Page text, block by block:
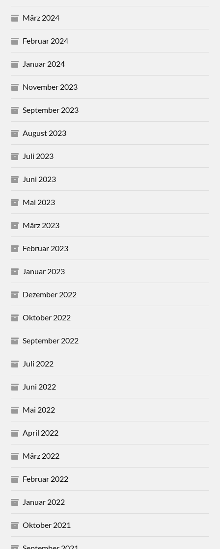
März 2024
Februar 2024
Januar 2024
November 2023
September 2023
August 2023
Juli 2023
Juni 2023
Mai 2023
März 2023
Februar 2023
Januar 2023
Dezember 2022
Oktober 2022
September 2022
Juli 2022
Juni 2022
Mai 2022
April 2022
März 2022
Februar 2022
Januar 2022
Oktober 2021